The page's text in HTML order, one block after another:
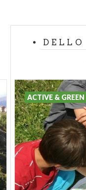
ACTIVE & GREEN